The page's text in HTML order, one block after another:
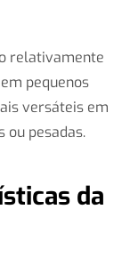
relativamente
pequenos
versáteis em
ou pesadas.
da